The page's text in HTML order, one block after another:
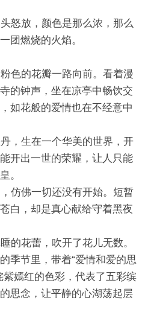
怒放，颜色是那么浓，那么
团燃烧的火焰。
色的花瓣一路向前。看着漫
的钟声，坐在凉亭中畅饮交
如花般的爱情也在不经意中
，生在一个华美的世界，开
开出一世的荣耀，让人只能
。
仿佛一切还没有开始。短暂
白，却是真心献给守着黑夜
的花蕾，吹开了花儿无数。
季节里，带着“爱情和爱的思
嫣红的色彩，代表了五彩缤
思念，让平静的心湖荡起层